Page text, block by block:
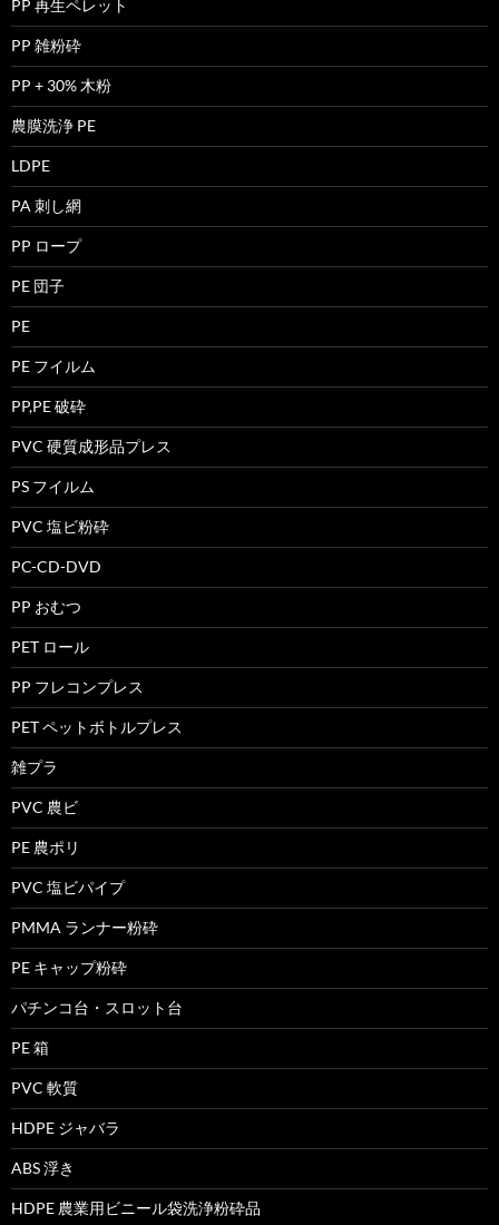
PP 再生ペレット
PP 雑粉砕
PP + 30% 木粉
農膜洗浄 PE
LDPE
PA 刺し網
PP ロープ
PE 団子
PE
PE フイルム
PP,PE 破砕
PVC 硬質成形品プレス
PS フイルム
PVC 塩ビ粉砕
PC-CD-DVD
PP おむつ
PET ロール
PP フレコンプレス
PET ペットボトルプレス
雑プラ
PVC 農ビ
PE 農ポリ
PVC 塩ビパイプ
PMMA ランナー粉砕
PE キャップ粉砕
パチンコ台・スロット台
PE 箱
PVC 軟質
HDPE ジャバラ
ABS 浮き
HDPE 農業用ビニール袋洗浄粉砕品